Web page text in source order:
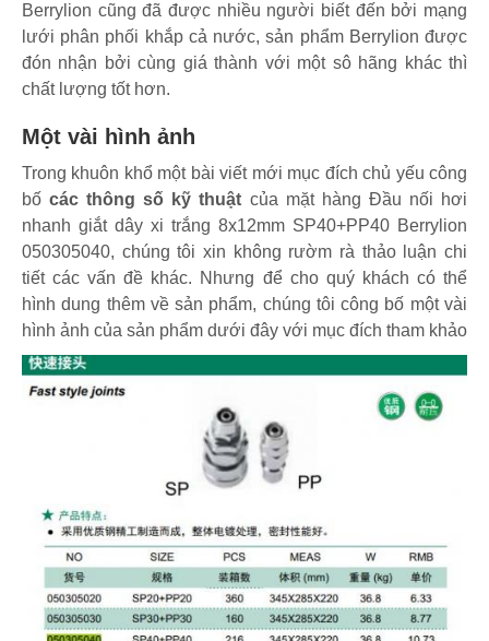
Berrylion cũng đã được nhiều người biết đến bởi mạng
lưới phân phối khắp cả nước, sản phẩm Berrylion được
đón nhận bởi cùng giá thành với một sô hãng khác thì
chất lượng tốt hơn.
Một vài hình ảnh
Trong khuôn khổ một bài viết mới mục đích chủ yếu công
bốcác thông số kỹ thuật của mặt hàng Đầu nối hơi
nhanh giắt dây xi trắng 8x12mm SP40+PP40 Berrylion
050305040, chúng tôi xin không rườm rà thảo luận chi
tiết các vấn đề khác. Nhưng để cho quý khách có thể
hình dung thêm về sản phẩm, chúng tôi công bố một vài
hình ảnh của sản phẩm dưới đây với mục đích tham khảo